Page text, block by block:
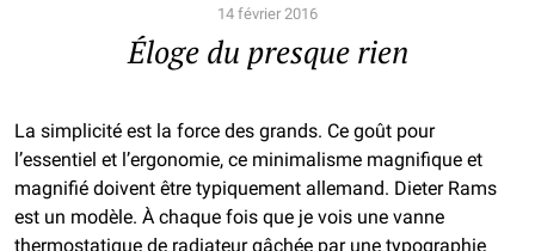
14 février 2016
Éloge du presque rien
La simplicité est la force des grands. Ce goût pour
l’essentiel et l’ergonomie, ce minimalisme magnifique et
magnifié doivent être typiquement allemand. Dieter Rams
est un modèle. À chaque fois que je vois une vanne
thermostatique de radiateur gâchée par une typographie